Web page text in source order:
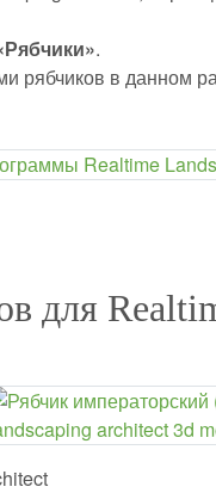
.
рябчиков в данном
для